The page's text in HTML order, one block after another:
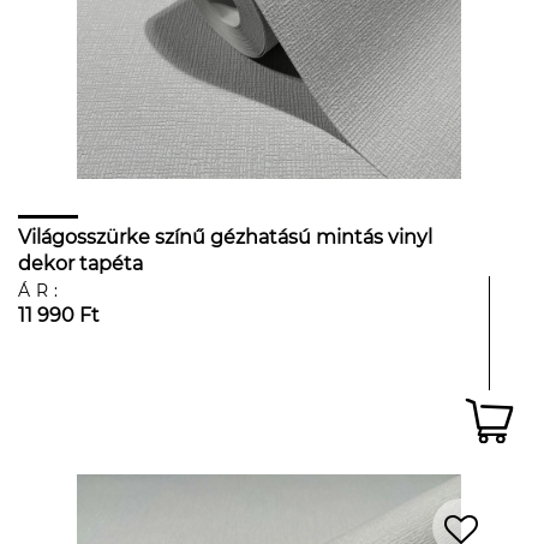
Világosszürke színű gézhatású mintás vinyl
dekor tapéta
ÁR:
11 990 Ft